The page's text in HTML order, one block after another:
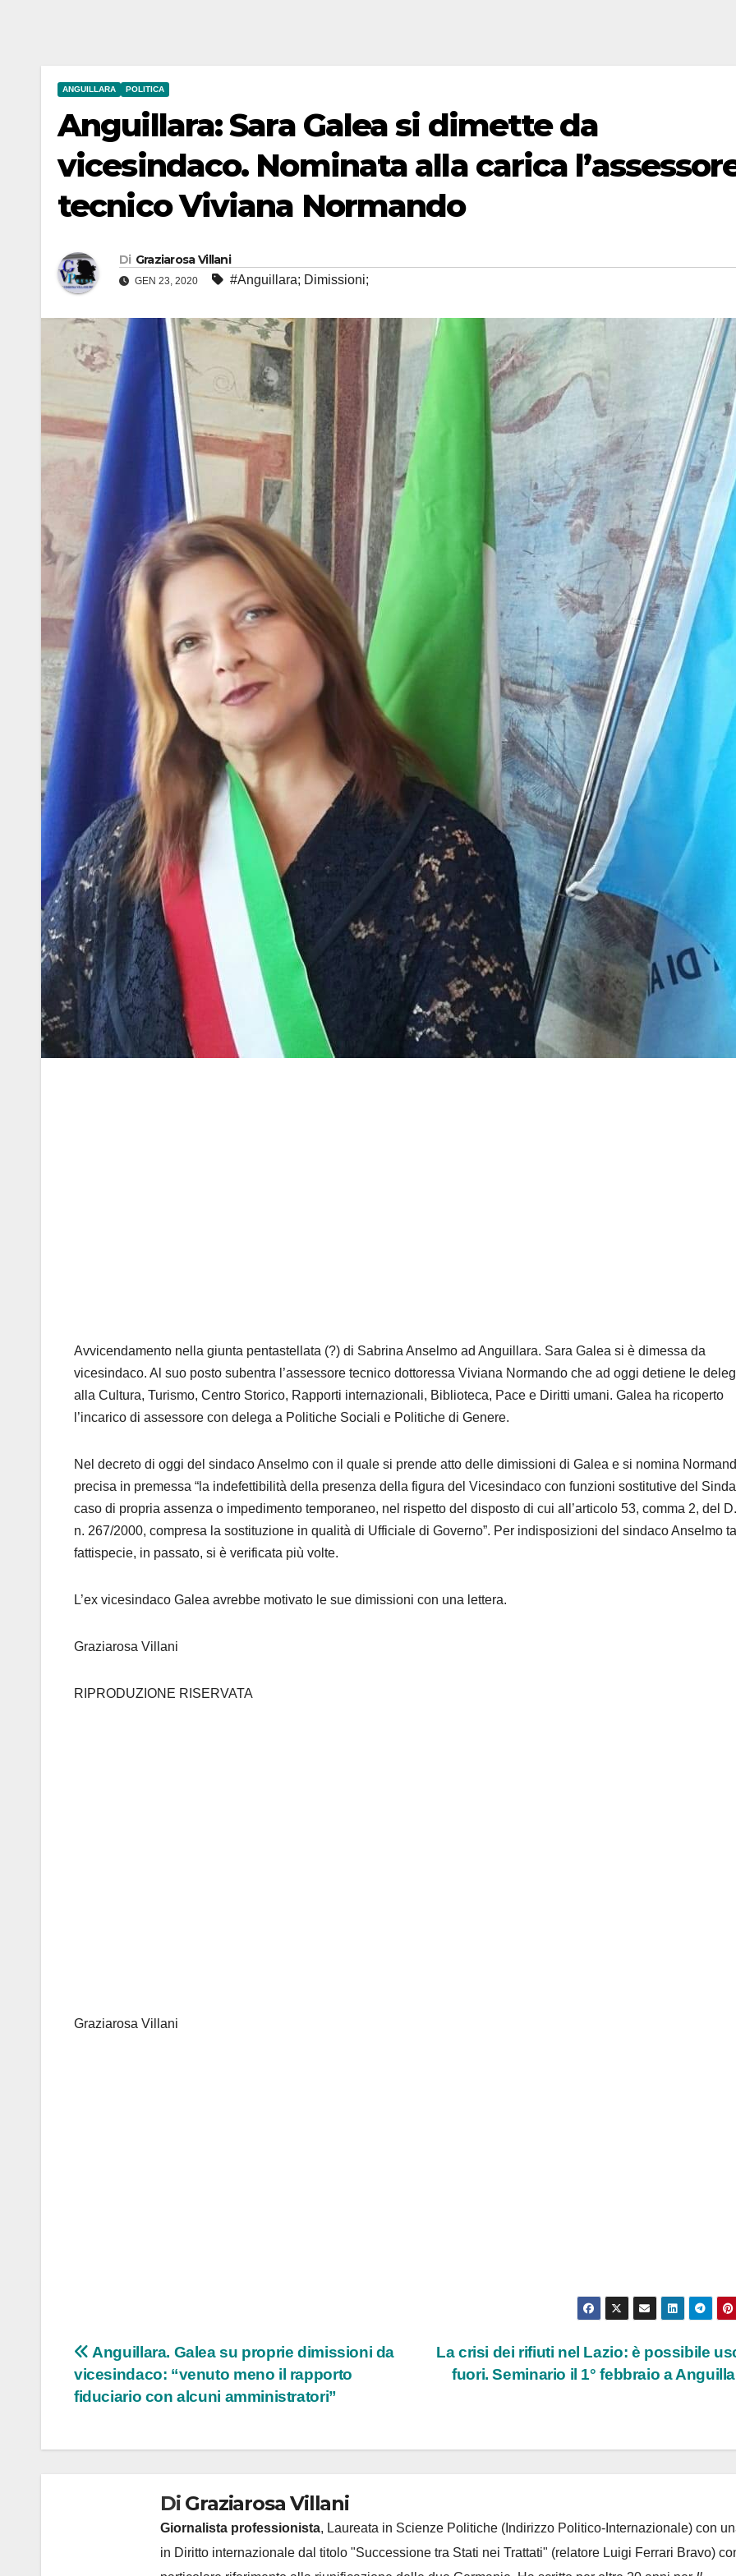
ANGUILLARA POLITICA
Anguillara: Sara Galea si dimette da
vicesindaco. Nominata alla carica
tecnico Viviana Normando
Di Graziarosa Villani
GEN 23, 2020 #Anguillara; Dimissioni;
Avvicendamento nella giunta pentastellata (?) di Sabrina Anselmo ad Anguillara. Sara Galea si è dimessa da
vicesindaco. Al suo posto subentra l’assessore tecnico dottoressa Viviana Normando che ad oggi detiene le
alla Cultura, Turismo, Centro Storico, Rapporti internazionali, Biblioteca, Pace e Diritti umani. Galea ha ricoperto
l’incarico di assessore con delega a Politiche Sociali e Politiche di Genere.
Nel decreto di oggi del sindaco Anselmo con il quale si prende atto delle dimissioni di Galea e si nomina
precisa in premessa “la indefettibilità della presenza della figura del Vicesindaco con funzioni sostitutive del
caso di propria assenza o impedimento temporaneo, nel rispetto del disposto di cui all’articolo 53, comma 2, del
n. 267/2000, compresa la sostituzione in qualità di Ufficiale di Governo”. Per indisposizioni del sindaco Anselmo
fattispecie, in passato, si è verificata più volte.
L’ex vicesindaco Galea avrebbe motivato le sue dimissioni con una lettera.
Graziarosa Villani
RIPRODUZIONE RISERVATA
Graziarosa Villani
Navigazione
articoli
La crisi dei rifiuti nel Lazio: è possibile
fuori. Seminario il 1° febbraio a
Anguillara. Galea su proprie dimissioni da
vicesindaco: “venuto meno il rapporto
fiduciario con alcuni amministratori”
Di Graziarosa Villani
Giornalista professionista, Laureata in Scienze Politiche (Indirizzo Politico-Internazionale) con
in Diritto internazionale dal titolo "Successione tra Stati nei Trattati" (relatore Luigi Ferrari Bravo)